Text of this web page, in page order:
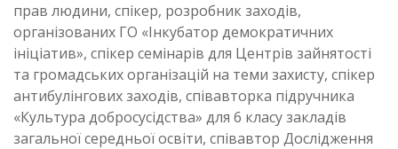
прав людини, спікер, розробник заходів,
організованих ГО «Інкубатор демократичних
ініціатив», спікер семінарів для Центрів зайнятості
та громадських організацій на теми захисту, спікер
антибулінгових заходів, співавторка підручника
«Культура добросусідства» для 6 класу закладів
загальної середньої освіти, співавтор Дослідження